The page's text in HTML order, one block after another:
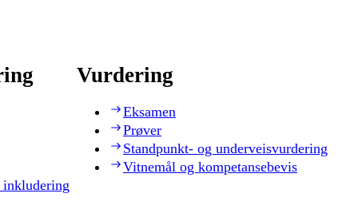
Vurdering
Eksamen
Prøver
Standpunkt- og underveisvurdering
Vitnemål og kompetansebevis